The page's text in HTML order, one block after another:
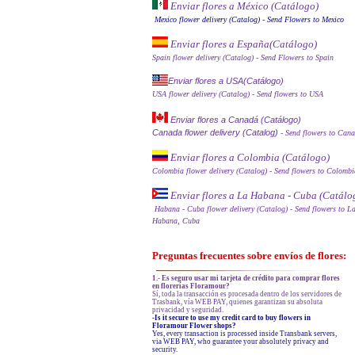
Enviar flores a México (Catálogo)
Mexico flower delivery (Catalog) - Send Flowers to Mexico
Enviar flores a España(Catálogo)
Spain flower delivery (Catalog) - Send Flowers to Spain
Enviar flores a USA(Catálogo)
USA flower delivery (Catalog) - Send flowers to USA
Enviar flores a Canadá (Catálogo)
Canada flower delivery (Catalog) - Send flowers to
Enviar flores a Colombia (Catálogo)
Colombia flower delivery (Catalog) - Send flowers to
Enviar flores a La Habana - Cuba
Habana - Cuba flower delivery (Catalog) - Send flowers to La
Habana, Cuba
Preguntas frecuentes sobre envíos de flores:
1.- Es seguro usar mi tarjeta de crédito para comprar flores
en florerías Floramour?
Sí, toda la transacción es procesada dentro de los servidores de
Trasbank, vía WEB PAY, quienes garantizan su absoluta
privacidad y seguridad.
-Is it secure to use my credit card to buy flowers in
Floramour Flower shops?
Yes, every transaction is processed inside Transbank servers,
via WEB PAY, who guarantee your absolutely privacy and
security.